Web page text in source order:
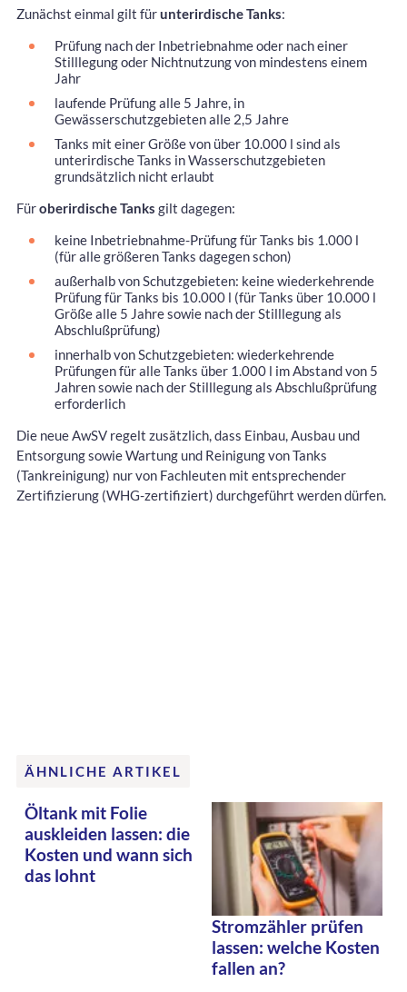
Zunächst einmal gilt fürunterirdische Tanks:
Prüfung nach der Inbetriebnahme oder nach einer
Stilllegung oder Nichtnutzung von mindestens einem
Jahr
laufende Prüfung alle 5 Jahre, in
Gewässerschutzgebieten alle 2,5 Jahre
Tanks mit einer Größe von über 10.000 l sind als
unterirdische Tanks in Wasserschutzgebieten
grundsätzlich nicht erlaubt
Füroberirdische Tanks gilt dagegen:
keine Inbetriebnahme-Prüfung für Tanks bis 1.000 l
(für alle größeren Tanks dagegen schon)
außerhalb von Schutzgebieten: keine wiederkehrende
Prüfung für Tanks bis 10.000 l (für Tanks über 10.000 l
Größe alle 5 Jahre sowie nach der Stilllegung als
Abschlußprüfung)
innerhalb von Schutzgebieten: wiederkehrende
Prüfungen für alle Tanks über 1.000 l im Abstand von 5
Jahren sowie nach der Stilllegung als Abschlußprüfung
erforderlich
Die neue AwSV regelt zusätzlich, dass Einbau, Ausbau und
Entsorgung sowie Wartung und Reinigung von Tanks
(Tankreinigung) nur von Fachleuten mit entsprechender
Zertifizierung (WHG-zertifiziert) durchgeführt werden dürfen.
ÄHNLICHE ARTIKEL
Öltank mit Folie
auskleiden lassen: die
Kosten und wann sich
das lohnt
Stromzähler prüfen
lassen: welche Kosten
fallen an?